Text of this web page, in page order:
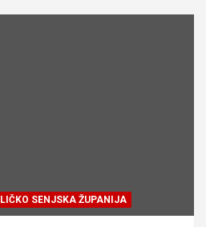
LIČKO SENJSKA ŽUPANIJA